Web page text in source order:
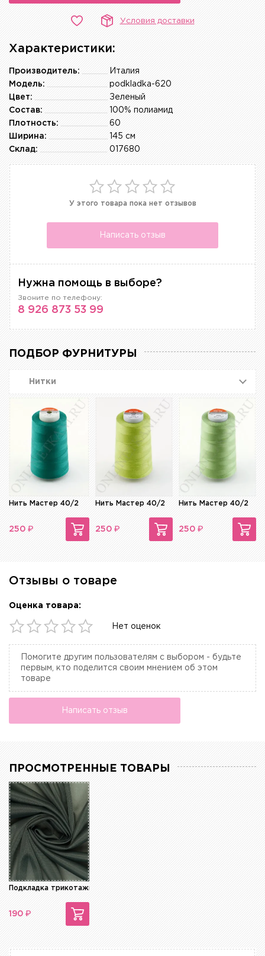
Условия доставки
Характеристики:
Италия
Производитель:
podkladka-620
Модель:
Зеленый
Цвет:
100% полиамид
Состав:
60
Плотность:
145 см
Ширина:
017680
Склад:
У этого товара пока нет отзывов
Написать отзыв
Нужна помощь в выборе?
Звоните по телефону:
8 926 873 53 99
ПОДБОР ФУРНИТУРЫ
Нитки
Нить Мастер 40/2
250 ₽
Нить Мастер 40/2
250 ₽
Нить Мастер 40/2
250 ₽
Отзывы о товаре
Оценка товара:
Нет оценок
Помогите другим пользователям с выбором - будьте
первым, кто поделится своим мнением об этом
товаре
Написать отзыв
ПРОСМОТРЕННЫЕ ТОВАРЫ
Подкладка трикотажная
190 ₽